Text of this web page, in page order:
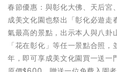
春節優惠：與彰化大佛、天后宮
成美文化園也祭出「彰化必遊走
氣最高的景點，出示本人與八卦
「花在彰化」等任一景點合照
年，即可享成美文化園買一送